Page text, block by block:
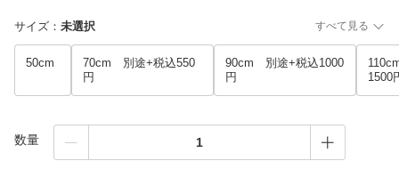
サイズ ： 未選択 すべて見る
50cm
70cm 別途+税込550
円
90cm 別途+税込1000
円
1500
数量